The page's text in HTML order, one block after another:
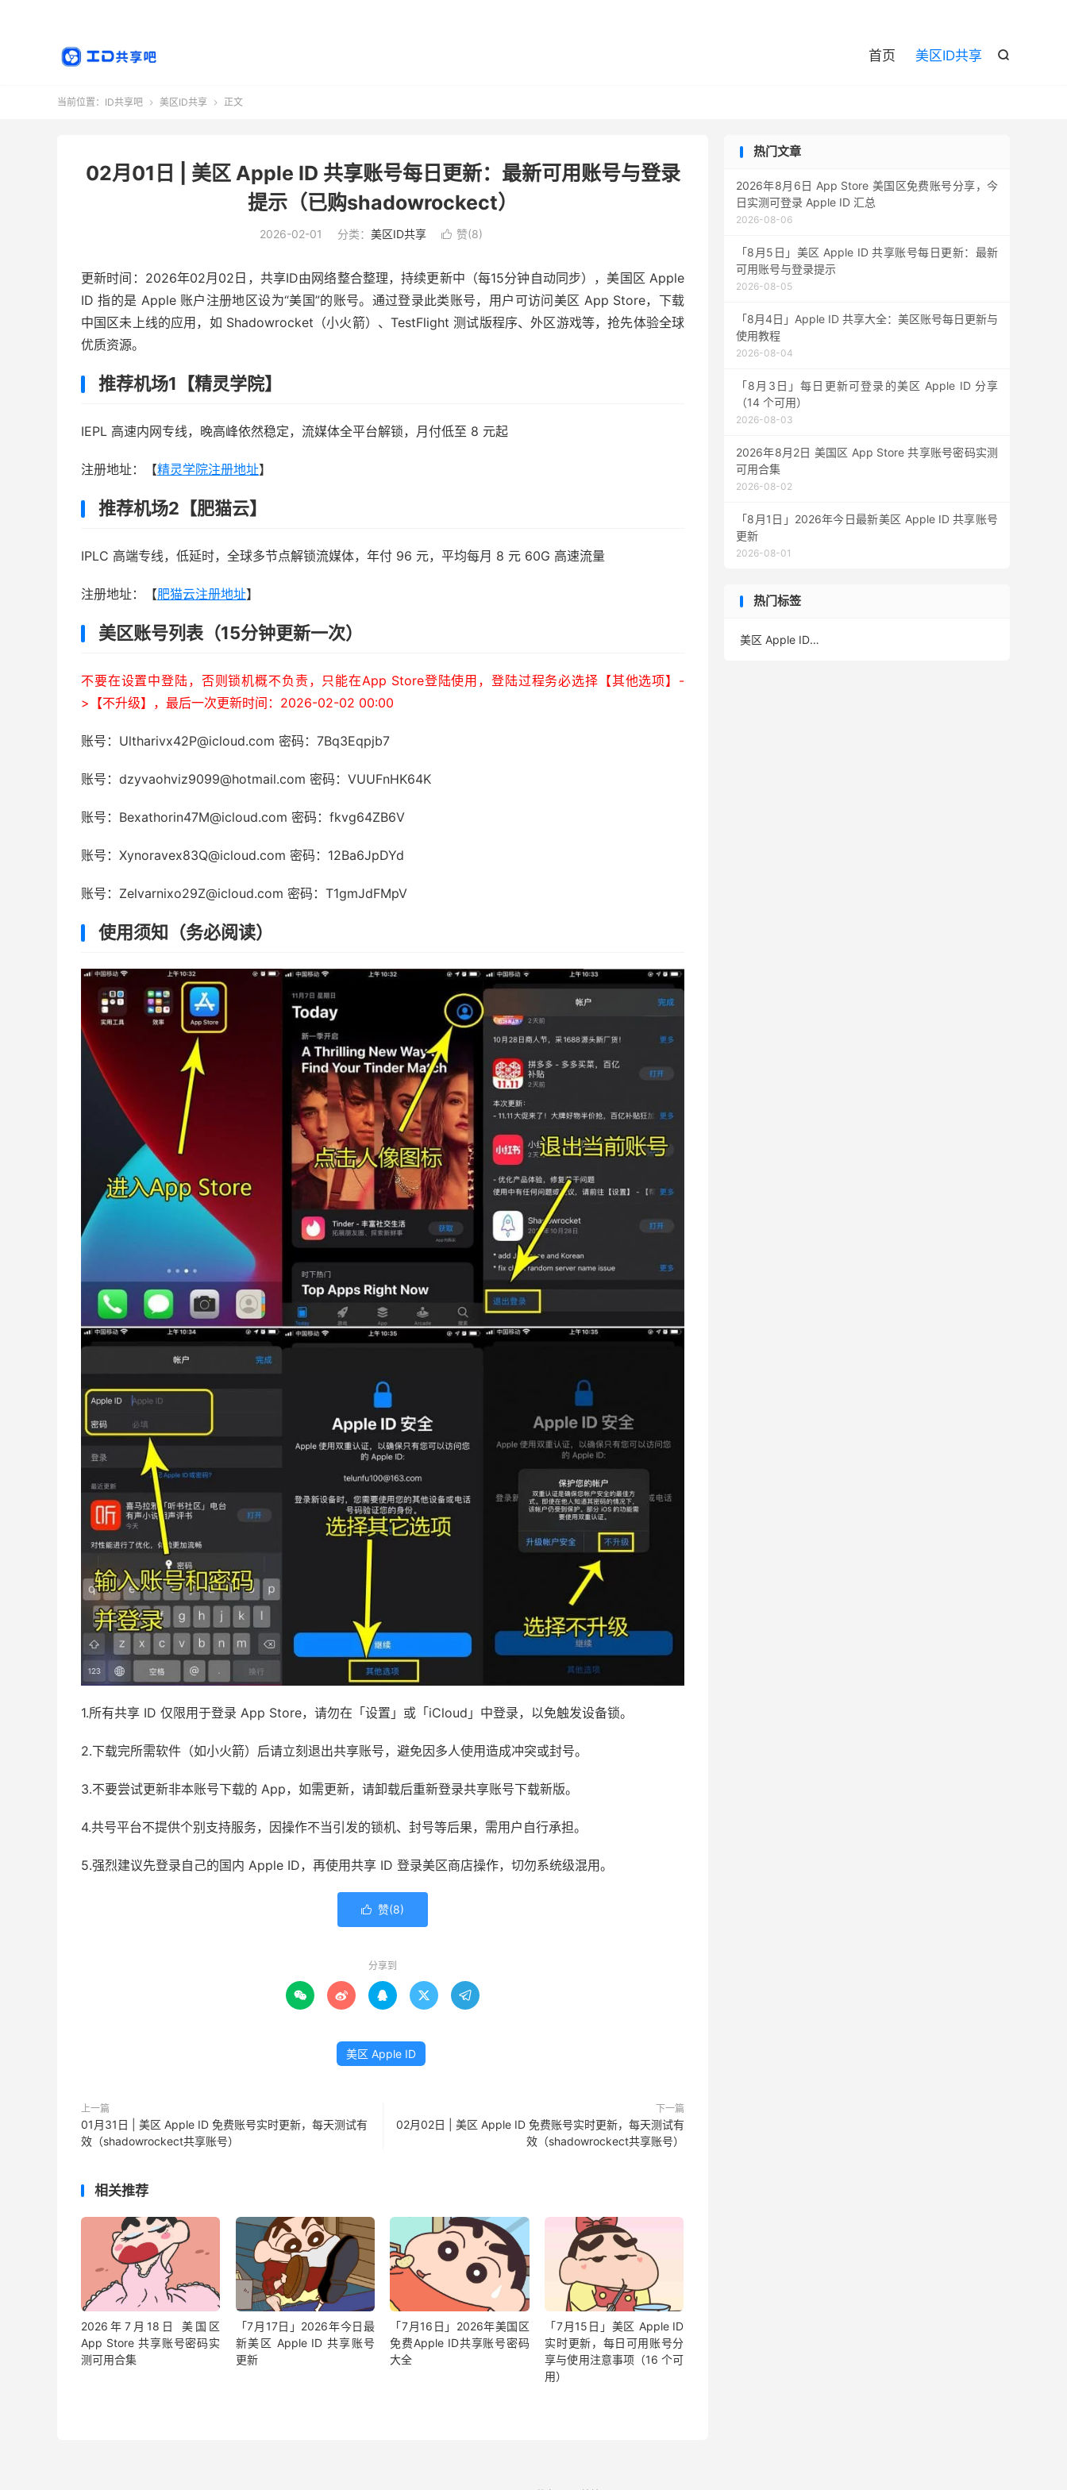

首页 美区ID共享
当前位置： ID共享吧  美区ID共享  正文
02月01日 | 美区 Apple ID 共享账号每日更新：最新可用账号与登录
提示（已购shadowrockect）
2026-02-01 分类： 美区ID共享  赞(8)
更新时间：2026年02月02日，共享ID由网络整合整理，持续更新中（每15分钟自动同步），美国区 Apple
ID 指的是 Apple 账户注册地区设为“美国”的账号。通过登录此类账号，用户可访问美区 App Store，下载
中国区未上线的应用，如 Shadowrocket（小火箭）、TestFlight 测试版程序、外区游戏等，抢先体验全球
优质资源。
推荐机场1【精灵学院】
IEPL 高速内网专线，晚高峰依然稳定，流媒体全平台解锁，月付低至 8 元起
注册地址：【精灵学院注册地址】
推荐机场2【肥猫云】
IPLC 高端专线，低延时，全球多节点解锁流媒体，年付 96 元，平均每月 8 元 60G 高速流量
注册地址：【肥猫云注册地址】
美区账号列表（15分钟更新一次）
不要在设置中登陆，否则锁机概不负责，只能在App Store登陆使用，登陆过程务必选择【其他选项】-
>【不升级】，最后一次更新时间：2026-02-02 00:00
账号：Ultharivx42P@icloud.com 密码：7Bq3Eqpjb7
账号：dzyvaohviz9099@hotmail.com 密码：VUUFnHK64K
账号：Bexathorin47M@icloud.com 密码：fkvg64ZB6V
账号：Xynoravex83Q@icloud.com 密码：12Ba6JpDYd
账号：Zelvarnixo29Z@icloud.com 密码：T1gmJdFMpV
使用须知（务必阅读）
1.所有共享 ID 仅限用于登录 App Store，请勿在「设置」或「iCloud」中登录，以免触发设备锁。
2.下载完所需软件（如小火箭）后请立刻退出共享账号，避免因多人使用造成冲突或封号。
3.不要尝试更新非本账号下载的 App，如需更新，请卸载后重新登录共享账号下载新版。
4.共号平台不提供个别支持服务，因操作不当引发的锁机、封号等后果，需用户自行承担。
5.强烈建议先登录自己的国内 Apple ID，再使用共享 ID 登录美区商店操作，切勿系统级混用。
 赞(8)
分享到
    
美区 Apple ID
上一篇
01月31日 | 美区 Apple ID 免费账号实时更新，每天测试有
效（shadowrockect共享账号）
下一篇
02月02日 | 美区 Apple ID 免费账号实时更新，每天测试有
效（shadowrockect共享账号）
相关推荐
2026年7月18日 美国区
App Store 共享账号密码实
测可用合集
「7月17日」2026年今日最
新美区 Apple ID 共享账号
更新
「7月16日」2026年美国区
免费Apple ID共享账号密码
大全
「7月15日」美区 Apple ID
实时更新，每日可用账号分
享与使用注意事项（16 个可
用）
热门文章
2026年8月6日 App Store 美国区免费账号分享，今
日实测可登录 Apple ID 汇总
2026-08-06
「8月5日」美区 Apple ID 共享账号每日更新：最新
可用账号与登录提示
2026-08-05
「8月4日」Apple ID 共享大全：美区账号每日更新与
使用教程
2026-08-04
「8月3日」每日更新可登录的美区 Apple ID 分享
（14 个可用）
2026-08-03
2026年8月2日 美国区 App Store 共享账号密码实测
可用合集
2026-08-02
「8月1日」2026年今日最新美区 Apple ID 共享账号
更新
2026-08-01
热门标签
美区 Apple ID(388)